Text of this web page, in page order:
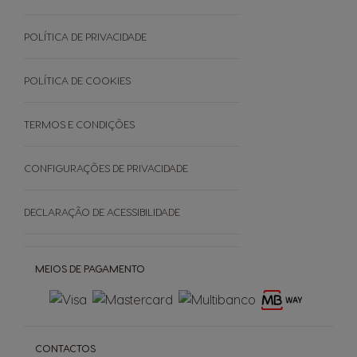
EVENTOS
Black Friday
Garantias
Promoções
SOBRE
Cápsulas Castanhas
MEIOS DE PAGAMENTO
CONTACTOS
POLÍTICA DE PRIVACIDADE
POLÍTICA DE COOKIES
TERMOS E CONDIÇÕES
CONFIGURAÇÕES DE PRIVACIDADE
DECLARAÇÃO DE ACESSIBILIDADE